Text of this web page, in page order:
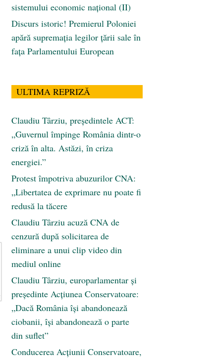
sistemului economic naţional (II)
Discurs istoric! Premierul Poloniei
apără supremația legilor țării sale în
fața Parlamentului European
ULTIMA REPRIZĂ
Claudiu Târziu, președintele ACT:
„Guvernul împinge România dintr-o
criză în alta. Astăzi, în criza
energiei.”
Protest împotriva abuzurilor CNA:
„Libertatea de exprimare nu poate fi
redusă la tăcere
Claudiu Târziu acuză CNA de
cenzură după solicitarea de
eliminare a unui clip video din
mediul online
Claudiu Târziu, europarlamentar și
președinte Acțiunea Conservatoare:
„Dacă România își abandonează
ciobanii, își abandonează o parte
din suflet”
Conducerea Acțiunii Conservatoare,